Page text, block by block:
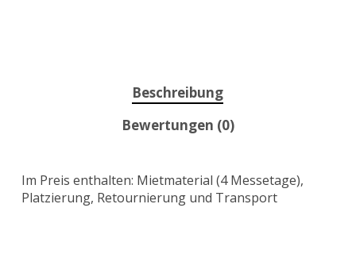
Beschreibung
Bewertungen (0)
Im Preis enthalten: Mietmaterial (4 Messetage),
Platzierung, Retournierung und Transport